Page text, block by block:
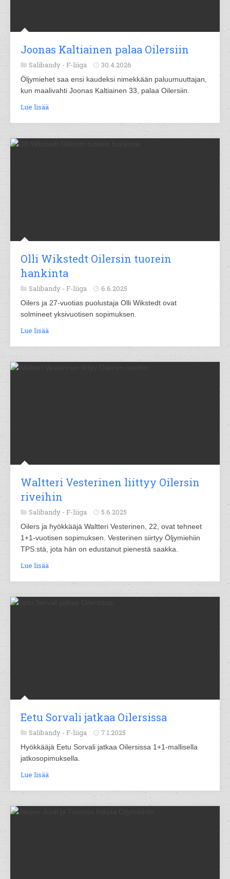
Joonas Kaltiainen palaa Oilersiin
Salibandy - F-liiga 30.4.2026
Öljymiehet saa ensi kaudeksi nimekkään paluumuuttajan,
kun maalivahti Joonas Kaltiainen 33, palaa Oilersiin.
Lue lisää
Olli Wikstedt Oilersin tuorein
hankinta
Salibandy - F-liiga 6.6.2025
Oilers ja 27-vuotias puolustaja Olli Wikstedt ovat
solmineet yksivuotisen sopimuksen.
Lue lisää
Waltteri Vesterinen liittyy Oilersin
riveihin
Salibandy - F-liiga 5.6.2025
Oilers ja hyökkääjä Waltteri Vesterinen, 22, ovat tehneet
1+1-vuotisen sopimuksen. Vesterinen siirtyy Öljymiehiin
TPS:stä, jota hän on edustanut pienestä saakka.
Lue lisää
Eetu Sorvali jatkaa Oilersissa
Salibandy - F-liiga 7.1.2025
Hyökkääjä Eetu Sorvali jatkaa Oilersissa 1+1-mallisella
jatkosopimuksella.
Lue lisää